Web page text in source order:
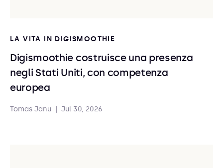
LA VITA IN DIGISMOOTHIE
Digismoothie costruisce una presenza
negli Stati Uniti, con competenza
europea
Tomas Janu Jul 30, 2026